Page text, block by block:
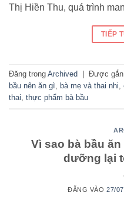
Thị Hiền Thu, quá trình
TIẾP
Đăng trong Archived Được
bầu nên ăn gì, bà mẹ và thai nhi,
thai, thực phẩm bà bầu
Vì sao bà bầu
dưỡng lại
ĐĂNG VÀO27/